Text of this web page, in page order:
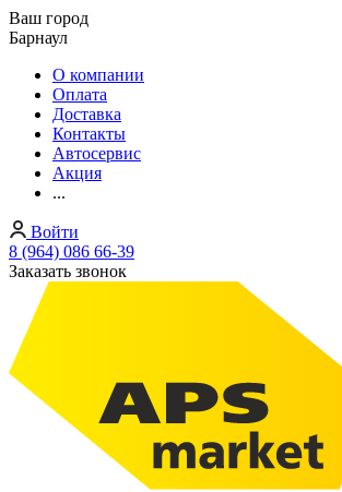
Ваш город
Барнаул
О компании
Оплата
Доставка
Контакты
Автосервис
Акция
...
Войти
8 (964) 086 66-39
Заказать звонок